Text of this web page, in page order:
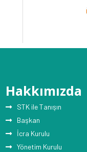
Hakkımızda
STK ile Tanışın
Başkan
İcra Kurulu
Yönetim Kurulu